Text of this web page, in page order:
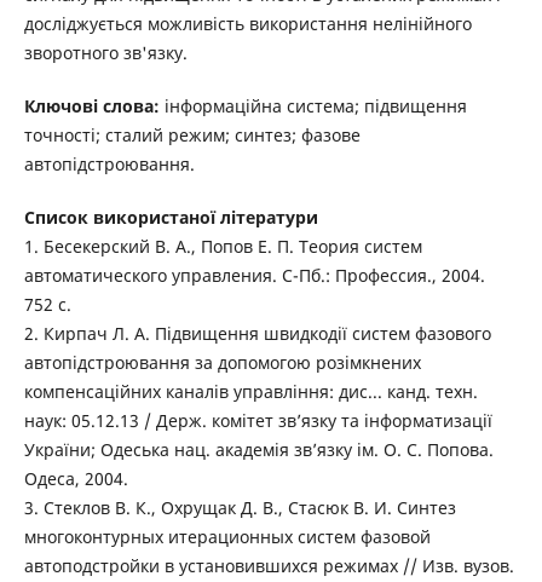
досліджується можливість використання нелінійного
зворотного зв'язку.
Ключові слова: інформаційна система; підвищення
точності; сталий режим; синтез; фазове
автопідстроювання.
Список використаної літератури
1. Бесекерский В. А., Попов Е. П. Теория систем
автоматического управления. С-Пб.: Профессия., 2004.
752 с.
2. Кирпач Л. А. Підвищення швидкодії систем фазового
автопідстроювання за допомогою розімкнених
компенсаційних каналів управління: дис... канд. техн.
наук: 05.12.13 / Держ. комітет зв’язку та інформатизації
України; Одеська нац. академія зв’язку ім. О. С. Попова.
Одеса, 2004.
3. Стеклов В. К., Охрущак Д. В., Стасюк В. И. Синтез
многоконтурных итерационных систем фазовой
автоподстройки в установившихся режимах // Изв. вузов.